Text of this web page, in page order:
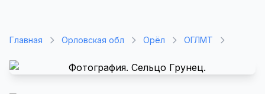
Главная Орловская обл Орёл ОГЛМТ